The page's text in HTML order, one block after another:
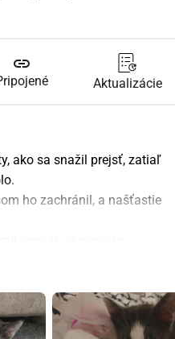
link
Aktualizácie
ako sa snažil prejsť, zatiaľ
ho zachránil, a našťastie
a vzal som ho domov.